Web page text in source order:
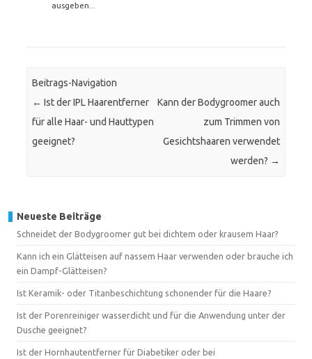
ausgeben...
Beitrags-Navigation
← Ist der IPL Haarentferner
für alle Haar- und Hauttypen
geeignet?
Kann der Bodygroomer auch
zum Trimmen von
Gesichtshaaren verwendet
werden? →
Neueste Beiträge
Schneidet der Bodygroomer gut bei dichtem oder krausem Haar?
Kann ich ein Glätteisen auf nassem Haar verwenden oder brauche ich
ein Dampf-Glätteisen?
Ist Keramik- oder Titanbeschichtung schonender für die Haare?
Ist der Porenreiniger wasserdicht und für die Anwendung unter der
Dusche geeignet?
Ist der Hornhautentferner für Diabetiker oder bei